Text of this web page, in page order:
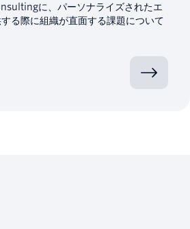
に、パーソナライズされたエ
る際に組織が直面する課題について